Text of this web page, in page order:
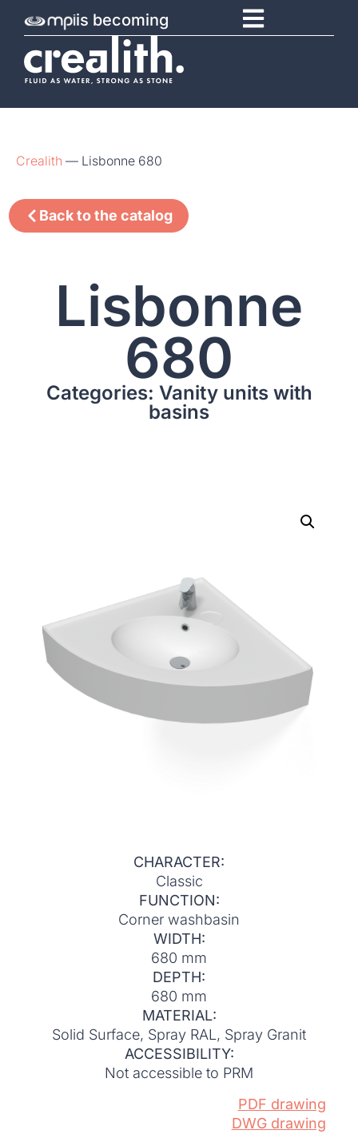
is becoming
Crealith — Lisbonne 680
Back to the catalog
Lisbonne
680
Categories: Vanity units with
basins
CHARACTER:
Classic
FUNCTION:
Corner washbasin
WIDTH:
680 mm
DEPTH:
680 mm
MATERIAL:
Solid Surface, Spray RAL, Spray Granit
ACCESSIBILITY:
Not accessible to PRM
PDF drawing
DWG drawing